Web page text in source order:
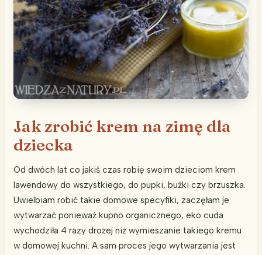
Jak zrobić krem na zimę dla
dziecka
Od dwóch lat co jakiś czas robię swoim dzieciom krem
lawendowy do wszystkiego, do pupki, buźki czy brzuszka.
Uwielbiam robić takie domowe specyfiki, zaczęłam je
wytwarzać ponieważ kupno organicznego, eko cuda
wychodziła 4 razy drożej niż wymieszanie takiego kremu
w domowej kuchni. A sam proces jego wytwarzania jest